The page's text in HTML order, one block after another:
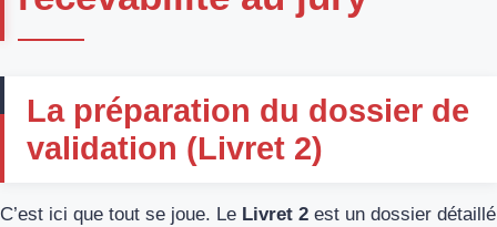
La préparation du dossier de
validation (Livret 2)
C’est ici que tout se joue. Le Livret 2 est un dossier détaillé